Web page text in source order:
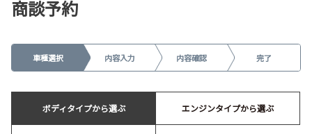
商談予約
車種選択 内容入力 内容確認 完了
ボディタイプから選ぶ エンジンタイプから選ぶ